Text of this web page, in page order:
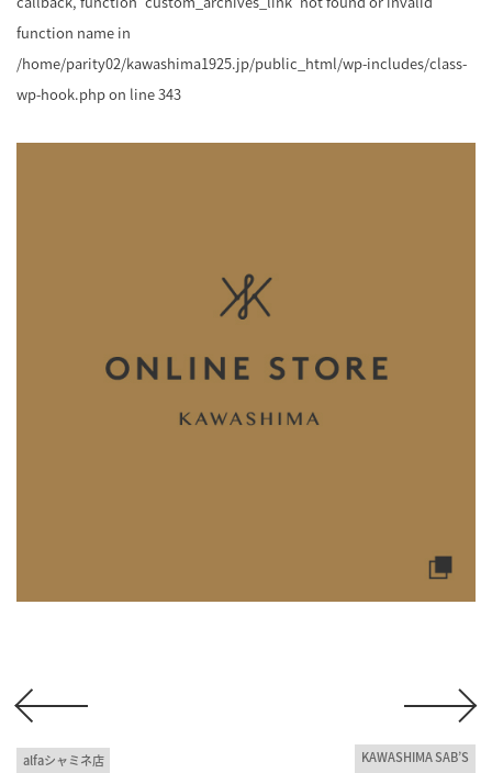
function name in
/home/parity02/kawashima1925.jp/public_html/wp-includes/class-
wp-hook.phpon line343
alfaシャミネ店
KAWASHIMA SAB’S